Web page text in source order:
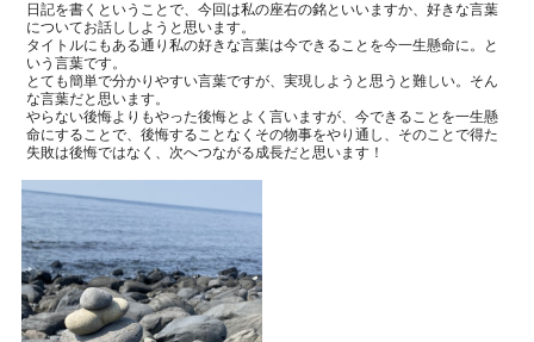
日記を書くということで、今回は私の座右の銘といいますか、好きな言葉
についてお話ししようと思います。
タイトルにもある通り私の好きな言葉は今できることを今一生懸命に。と
いう言葉です。
とても簡単で分かりやすい言葉ですが、実現しようと思うと難しい。そん
な言葉だと思います。
やらない後悔よりもやった後悔とよく言いますが、今できることを一生懸
命にすることで、後悔することなくその物事をやり通し、そのことで得た
失敗は後悔ではなく、次へつながる成長だと思います！